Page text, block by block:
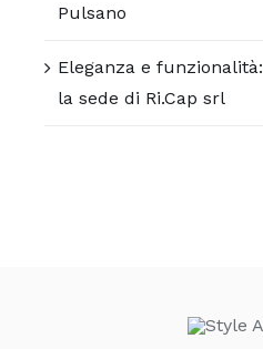
Pulsano
Eleganza e
la sede di Ri.Cap srl